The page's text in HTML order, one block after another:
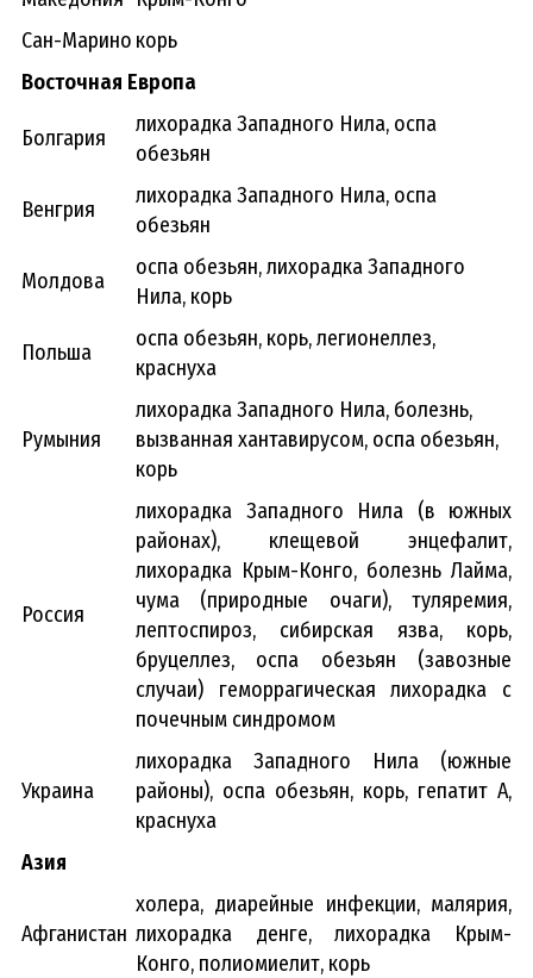
Сан-Марино корь
Восточная Европа
Болгария
лихорадка Западного Нила, оспа
обезьян
Венгрия
лихорадка Западного Нила, оспа
обезьян
Молдова
оспа обезьян, лихорадка Западного
Нила, корь
Польша
оспа обезьян, корь, легионеллез,
краснуха
Румыния
лихорадка Западного Нила, болезнь,
вызванная хантавирусом, оспа обезьян,
корь
Россия
лихорадка Западного Нила (в южных
районах), клещевой энцефалит,
лихорадка Крым-Конго, болезнь Лайма,
чума (природные очаги), туляремия,
лептоспироз, сибирская язва, корь,
бруцеллез, оспа обезьян (завозные
случаи) геморрагическая лихорадка с
почечным синдромом
Украина
лихорадка Западного Нила (южные
районы), оспа обезьян, корь, гепатит А,
краснуха
Азия
Афганистан
холера, диарейные инфекции, малярия,
лихорадка денге, лихорадка Крым-
Конго, полиомиелит, корь